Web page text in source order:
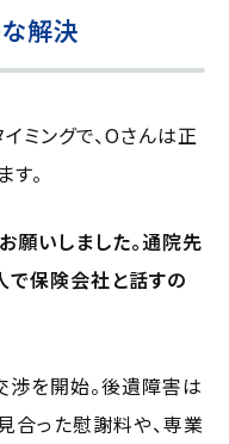
解決
ミングで、Oさんは正
。
願いしました。通院先
で保険会社と話すの
を開始。後遺障害は
合った慰謝料や、専業